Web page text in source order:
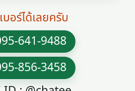
อร์ได้เลยครับ
641-9488
856-3458